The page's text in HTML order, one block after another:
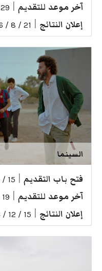
آخر موعد للتقديم 29 / 7 / 2026
إعلان النتائج 21 / 8 / 2026
السينما
فتح باب التقديم 15 / 4 / 2026
آخر موعد للتقديم 19 / 6 / 2026
إعلان النتائج 15 / 12 / 2026